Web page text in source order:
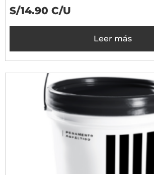
S/14.90 C/U
Leer más